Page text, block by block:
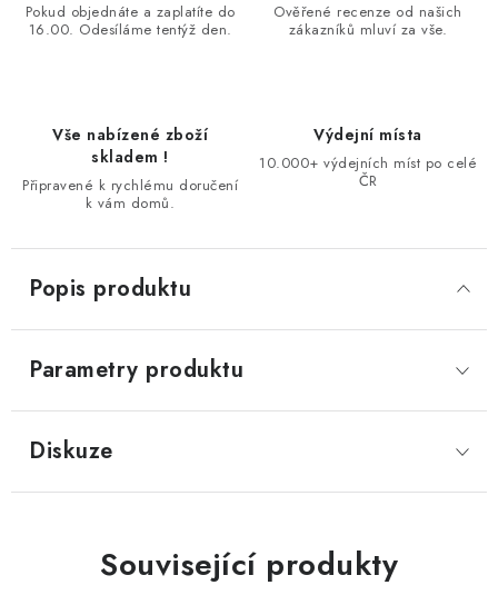
Pokud objednáte a zaplatíte do
16.00. Odesíláme tentýž den.
Ověřené recenze od našich
zákazníků mluví za vše.
Vše nabízené zboží
skladem !
Připravené k rychlému doručení
k vám domů.
Výdejní místa
10.000+ výdejních míst po celé
ČR
Popis produktu
Parametry produktu
Diskuze
Související produkty